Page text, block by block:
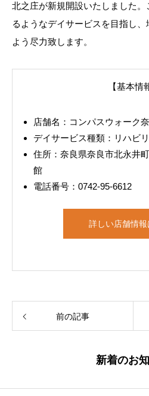
北之庄が新規開設いたしました
るようなデイサービスを目指し
よう尽力致します。
【基本情
店舗名：コンパスウォーク
デイサービス種類：リハビ
住所：奈良県奈良市北永井
館
電話番号：0742-95-6612
詳しい店舗情報
前の記事
新着のお